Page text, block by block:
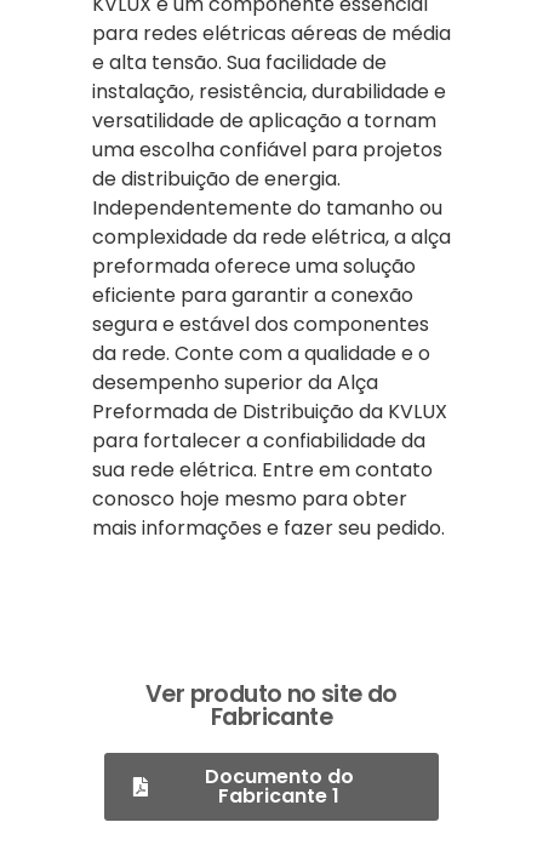
para redes elétricas aéreas de média
e alta tensão. Sua facilidade de
instalação, resistência, durabilidade e
versatilidade de aplicação a tornam
uma escolha confiável para projetos
de distribuição de energia.
Independentemente do tamanho ou
complexidade da rede elétrica, a alça
preformada oferece uma solução
eficiente para garantir a conexão
segura e estável dos componentes
da rede. Conte com a qualidade e o
desempenho superior da Alça
Preformada de Distribuição da KVLUX
para fortalecer a confiabilidade da
sua rede elétrica. Entre em contato
conosco hoje mesmo para obter
mais informações e fazer seu pedido.
Ver produto no site do
Fabricante
Documento do
Fabricante 1